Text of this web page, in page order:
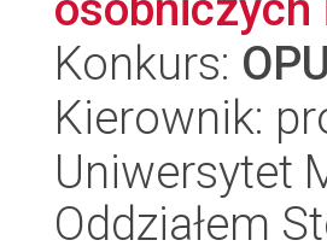
Konkurs:
Kierownik:
Uniwersytet
Oddziałem